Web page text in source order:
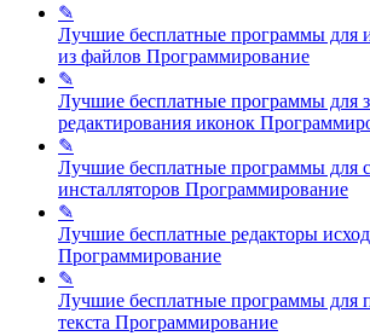
✎
Лучшие бесплатные программы для
из файлов Программирование
✎
Лучшие бесплатные программы для
редактирования иконок
✎
Лучшие бесплатные программы для
инсталляторов Программирование
✎
Лучшие бесплатные редакторы
Программирование
✎
Лучшие бесплатные программы для
текста Программирование